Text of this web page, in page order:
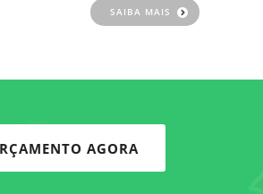
SAIBA MAIS
AGORA